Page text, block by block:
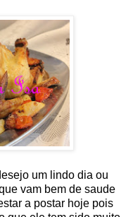
um lindo dia ou
vam bem de saude
a postar hoje pois